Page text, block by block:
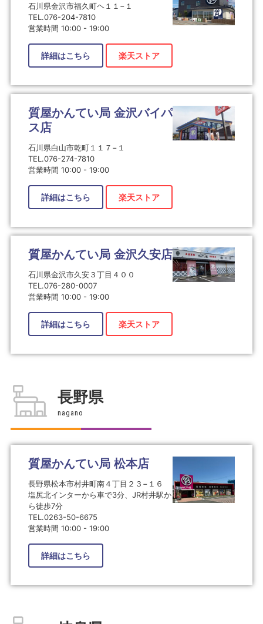
石川県金沢市福久町ヘ１１−１
TEL.076-204-7810
営業時間 10:00 - 19:00
詳細はこちら 楽天ストア
質屋かんてい局 金沢バイパ
ス店
石川県白山市乾町１１７−１
TEL.076-274-7810
営業時間 10:00 - 19:00
詳細はこちら 楽天ストア
質屋かんてい局 金沢久安店
石川県金沢市久安３丁目４００
TEL.076-280-0007
営業時間 10:00 - 19:00
詳細はこちら 楽天ストア
長野県
nagano
質屋かんてい局 松本店
長野県松本市村井町南４丁目２３−１６
塩尻北インターから車で3分、JR村井駅か
ら徒歩7分
TEL.0263-50-6675
営業時間 10:00 - 19:00
詳細はこちら